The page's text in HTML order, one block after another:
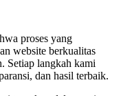
proses yang
website berkualitas
Setiap langkah kami
dan hasil terbaik.